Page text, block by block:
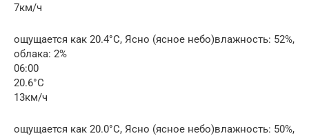
7км/ч
ощущается как 20.4°C, Ясно (ясное небо)влажность: 52%,
облака: 2%
06:00
20.6°C
13км/ч
ощущается как 20.0°C, Ясно (ясное небо)влажность: 50%,